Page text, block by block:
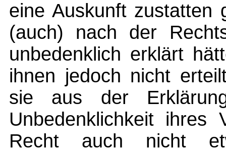
eine Auskunft zustatten
(auch) nach der
unbedenklich erklärt
ihnen jedoch nicht
sie aus der
Unbedenklichkeit ihres
Recht auch nicht